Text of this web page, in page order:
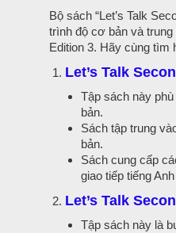
Bộ sách “Let’s Talk
trình độ cơ bản và trung
Edition 3. Hãy cùng tìm
Let’s Talk
Tập sách này
bản.
Sách tập trung
bản.
Sách cung cấp
giao tiếp tiếng
Let’s Talk
Tập sách này là